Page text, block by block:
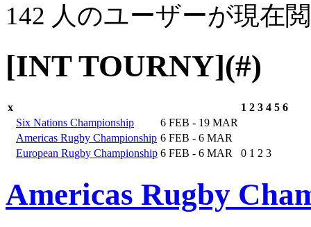
142 人のユーザーが現在
[INT TOURNY](#)
x 1 2 3 4 5 6
Six Nations Championship
6 FEB - 19 MAR
Americas Rugby Championship 6 FEB - 6 MAR
European Rugby Championship 6 FEB - 6 MAR 0 1 2 3
Americas Rugby